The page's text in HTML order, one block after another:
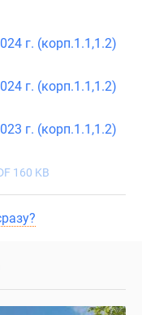
г. (корп.1.1,1.2)
г. (корп.1.1,1.2)
г. (корп.1.1,1.2)
160 KB